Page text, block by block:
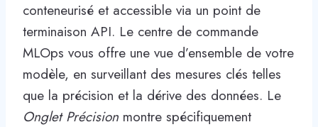
conteneurisé et accessible via un point de
terminaison API. Le centre de commande
MLOps vous offre une vue d’ensemble de votre
modèle, en surveillant des mesures clés telles
que la précision et la dérive des données. Le
Onglet Précision montre spécifiquement